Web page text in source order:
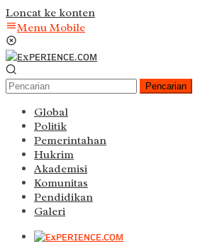
Loncat ke konten
Menu Mobile
Pencarian
Global
Politik
Pemerintahan
Hukrim
Akademisi
Komunitas
Pendidikan
Galeri